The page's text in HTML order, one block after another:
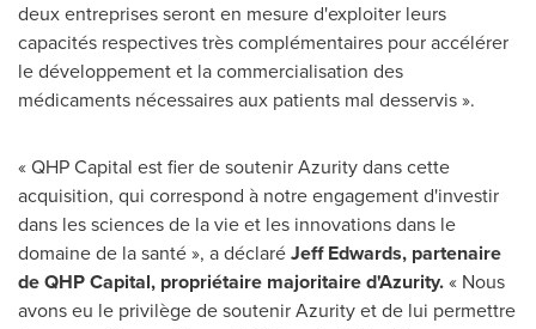
deux entreprises seront en mesure d'exploiter leurs
capacités respectives très complémentaires pour accélérer
le développement et la commercialisation des
médicaments nécessaires aux patients mal desservis ».
« QHP Capital est fier de soutenir Azurity dans cette
acquisition, qui correspond à notre engagement d'investir
dans les sciences de la vie et les innovations dans le
domaine de la santé », a déclaréJeff Edwards, partenaire
de QHP Capital, propriétaire majoritaire d'Azurity.« Nous
avons eu le privilège de soutenir Azurity et de lui permettre